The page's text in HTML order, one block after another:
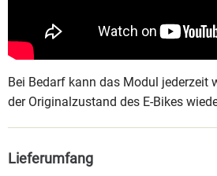
Bei Bedarf kann das Modul jederzeit
der Originalzustand des E-Bikes
Lieferumfang